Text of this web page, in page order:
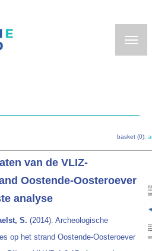
basket (0):
van de VLIZ-
Oostende-Oosteroever
analyse
S. (2014). Archeologische
op het strand Oostende-Oosteroever